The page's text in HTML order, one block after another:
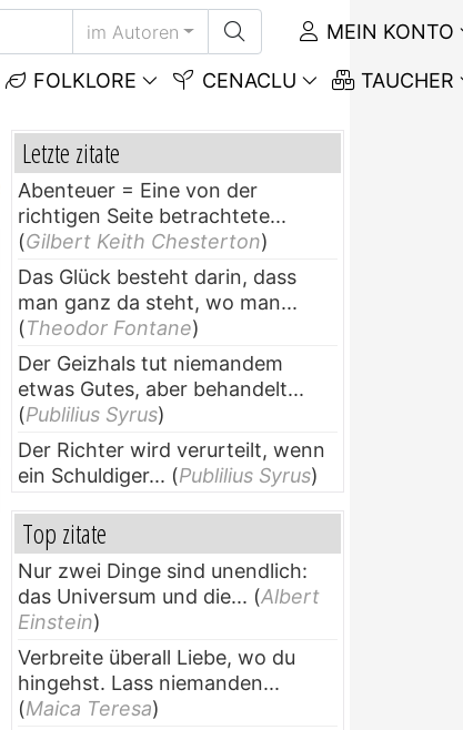
im Autoren MEIN KONTO
FOLKLORE CENACLU TAUCHER
Letzte zitate
Abenteuer = Eine von der
richtigen Seite betrachtete...
(Gilbert Keith Chesterton)
Das Glück besteht darin, dass
man ganz da steht, wo man...
(Theodor Fontane)
Der Geizhals tut niemandem
etwas Gutes, aber behandelt...
(Publilius Syrus)
Der Richter wird verurteilt, wenn
ein Schuldiger... (Publilius Syrus)
Top zitate
Nur zwei Dinge sind unendlich:
das Universum und die... (Albert
Einstein)
Verbreite überall Liebe, wo du
hingehst. Lass niemanden...
(Maica Teresa)